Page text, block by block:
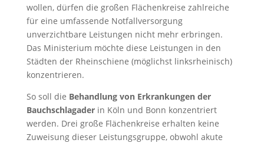
wollen, dürfen die großen Flächenkreise zahlreiche
für eine umfassende Notfallversorgung
unverzichtbare Leistungen nicht mehr erbringen.
Das Ministerium möchte diese Leistungen in den
Städten der Rheinschiene (möglichst linksrheinisch)
konzentrieren.
So soll die Behandlung von Erkrankungen der
Bauchschlagaderin Köln und Bonn konzentriert
werden. Drei große Flächenkreise erhalten keine
Zuweisung dieser Leistungsgruppe, obwohl akute